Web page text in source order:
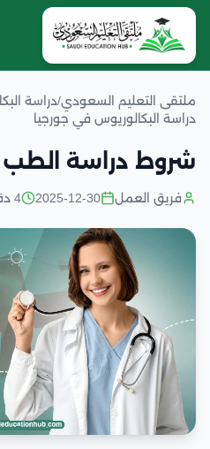
ملتقى التعليم السعودي/دراسة
دراسة البكالوريوس في جورجيا
شروط دراسة الطب
فريق العمل 2025-12-30 4 دقائق قراءة